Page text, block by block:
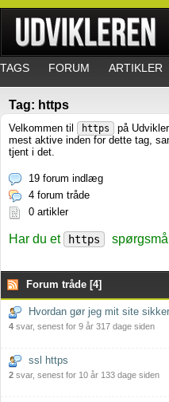
TAGS FORUM ARTIKLER
Tag: https
Velkommen til https
på
mest aktive inden for dette tag,
tjent i det.
19 forum indlæg
4 forum tråde
0 artikler
Har du et https
Forum tråde [4]
Hvordan gør jeg mit site
4 svar, senest for 9 år 317 dage siden
ssl https
2 svar, senest for 10 år 133 dage siden